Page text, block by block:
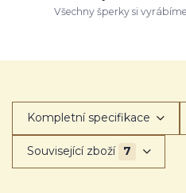
Všechny šperky si
Kompletní specifikace
Související zboží 7